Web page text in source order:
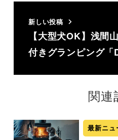
新しい投稿
【大型犬OK】浅間
付きグランピング
関連
最新ニュ